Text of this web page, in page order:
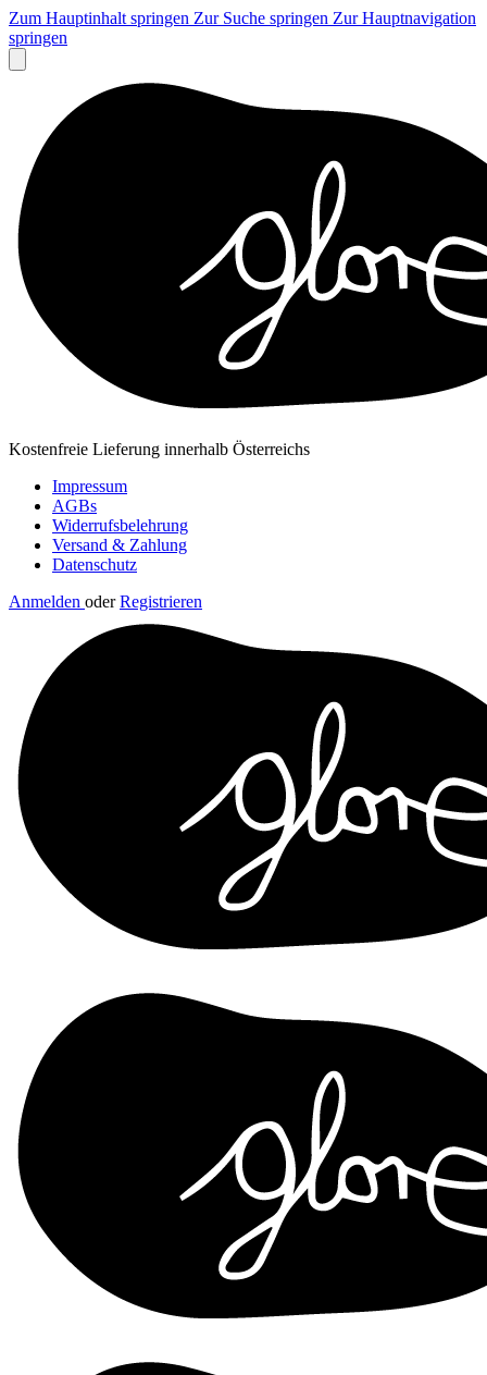
Zum Hauptinhalt springen Zur Suche springen Zur Hauptnavigation
springen
Kostenfreie Lieferung innerhalb Österreichs
Impressum
AGBs
Widerrufsbelehrung
Versand & Zahlung
Datenschutz
Anmelden oder Registrieren